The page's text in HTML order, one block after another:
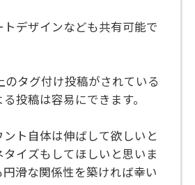
デザインなども共有可能で
のタグ付け投稿がされている
投稿は容易にできます。
ト自体は伸ばして欲しいと
イズもしてほしいと思いま
滑な関係性を築ければ幸い